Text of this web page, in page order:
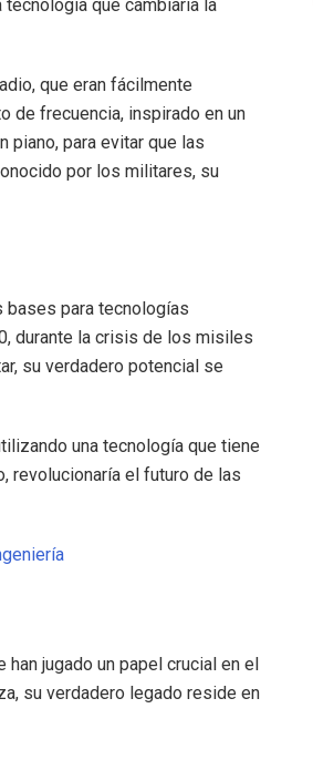
que cambiaría la
que eran fácilmente
de frecuencia, inspirado en un
piano, para evitar que las
por los militares, su
bases para tecnologías
durante la crisis de los misiles
su verdadero potencial se
una tecnología que tiene
revolucionaría el futuro de las
jugado un papel crucial en el
su verdadero legado reside en